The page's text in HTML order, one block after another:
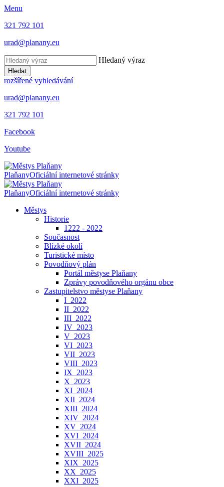
Menu
321 792 101
urad@planany.eu
Hledaný výraz
Hledat
rozšířené vyhledávání
urad@planany.eu
321 792 101
Facebook
Youtube
PlaňanyOficiální internetové stránky
PlaňanyOficiální internetové stránky
Městys
Historie
1222 - 2022
Současnost
Blízké okolí
Turistické místo
Povodňový plán
Portál městyse Plaňany
Zprávy povodňového orgánu obce
Zastupitelstvo městyse Plaňany
I_2022
II_2022
III_2022
IV_2023
V_2023
VI_2023
VII_2023
VIII_2023
IX_2023
X_2023
XI_2024
XII_2024
XIII_2024
XIV_2024
XV_2024
XVI_2024
XVII_2024
XVIII_2025
XIX_2025
XX_2025
XXI_2025